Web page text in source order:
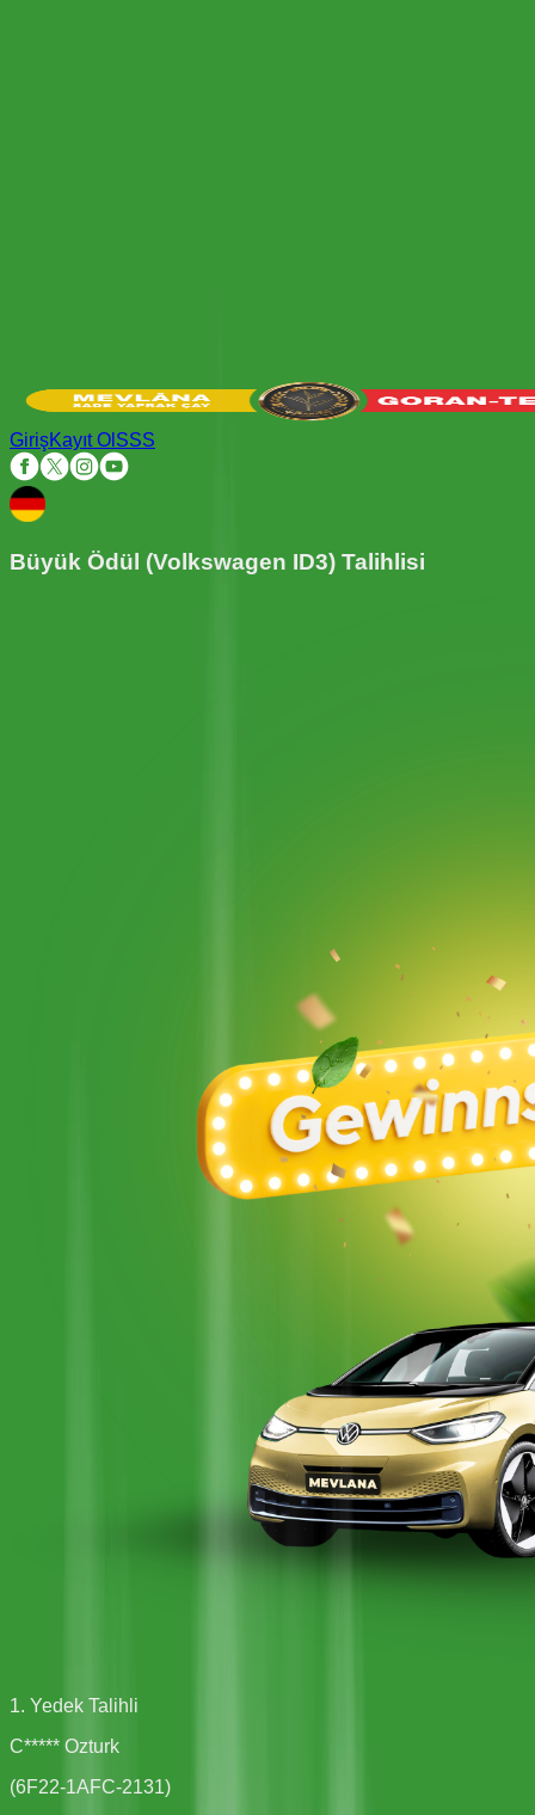
GirişKayıt Ol SSS
Büyük Ödül (Volkswagen ID3) Talihlisi
1. Yedek Talihli
C***** Ozturk
(6F22-1AFC-2131)